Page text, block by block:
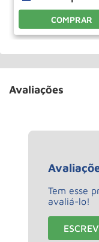
COMPRAR
Avaliações
Tem esse
avaliá-lo!